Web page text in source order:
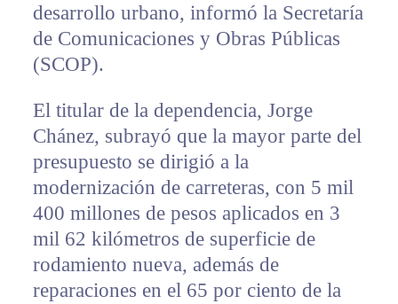
desarrollo urbano, informó la Secretaría
de Comunicaciones y Obras Públicas
(SCOP).
El titular de la dependencia, Jorge
Chánez, subrayó que la mayor parte del
presupuesto se dirigió a la
modernización de carreteras, con 5 mil
400 millones de pesos aplicados en 3
mil 62 kilómetros de superficie de
rodamiento nueva, además de
reparaciones en el 65 por ciento de la